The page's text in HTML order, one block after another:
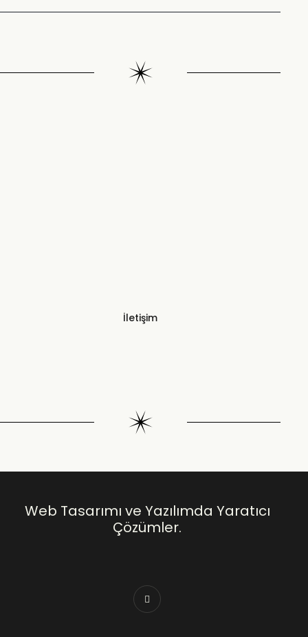
İletişim
Web Tasarımı ve Yazılımda Yaratıcı
Çözümler.